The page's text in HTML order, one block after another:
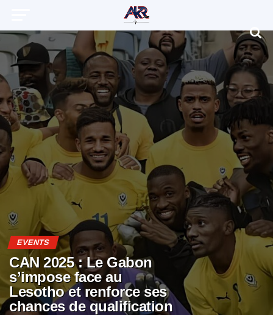
EVENTS
CAN 2025 : Le Gabon
s’impose face au
Lesotho et renforce ses
chances de qualification